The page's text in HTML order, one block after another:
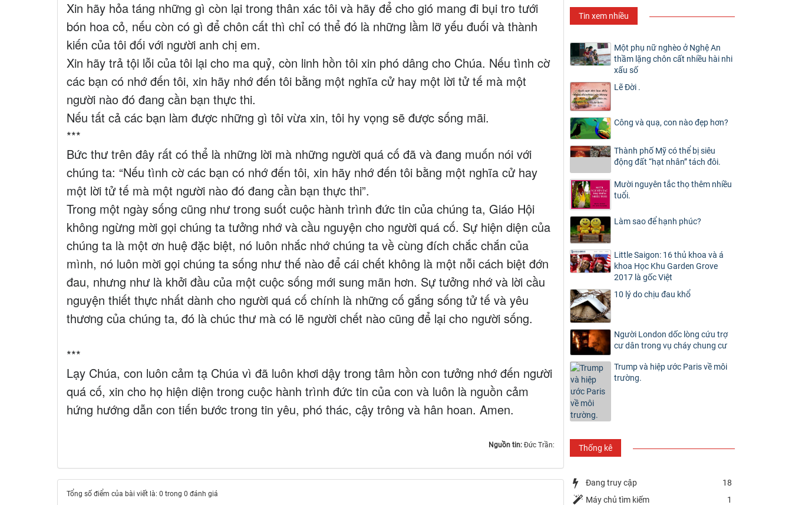
Xin hãy hỏa táng những gì còn lại trong thân xác tôi và hãy để cho gió mang đi bụi tro tưới
bón hoa cỏ, nếu còn có gì để chôn cất thì chỉ có thể đó là những lầm lỡ yếu đuối và thành
kiến của tôi đối với người anh chị em.
Xin hãy trả tội lỗi của tôi lại cho ma quỷ, còn linh hồn tôi xin phó dâng cho Chúa. Nếu tình cờ
các bạn có nhớ đến tôi, xin hãy nhớ đến tôi bằng một nghĩa cử hay một lời tử tế mà một
người nào đó đang cần bạn thực thi.
Nếu tất cả các bạn làm được những gì tôi vừa xin, tôi hy vọng sẽ được sống mãi.
***
Bức thư trên đây rất có thể là những lời mà những người quá cố đã và đang muốn nói với
chúng ta: “Nếu tình cờ các bạn có nhớ đến tôi, xin hãy nhớ đến tôi bằng một nghĩa cử hay
một lời tử tế mà một người nào đó đang cần bạn thực thi”.
Trong một ngày sống cũng như trong suốt cuộc hành trình đức tin của chúng ta, Giáo Hội
không ngừng mời gọi chúng ta tưởng nhớ và cầu nguyện cho người quá cố. Sự hiện diện của
chúng ta là một ơn huệ đặc biệt, nó luôn nhắc nhớ chúng ta về cùng đích chắc chắn của
mình, nó luôn mời gọi chúng ta sống như thế nào để cái chết không là một nỗi cách biệt đớn
đau, nhưng như là khởi đầu của một cuộc sống mới sung mãn hơn. Sự tưởng nhớ và lời cầu
nguyện thiết thực nhất dành cho người quá cố chính là những cố gắng sống tử tế và yêu
thương của chúng ta, đó là chúc thư mà có lẽ người chết nào cũng để lại cho người sống.
***
Lạy Chúa, con luôn cảm tạ Chúa vì đã luôn khơi dậy trong tâm hồn con tưởng nhớ đến người
quá cố, xin cho họ hiện diện trong cuộc hành trình đức tin của con và luôn là nguồn cảm
hứng hướng dẫn con tiến bước trong tin yêu, phó thác, cậy trông và hân hoan. Amen.
Nguồn tin: Đức Trần:
Tổng số điểm của bài viết là: 0 trong 0 đánh giá
Tin xem nhiều
Một phụ nữ nghèo ở Nghệ An
thầm lặng chôn cất nhiều hài nhi
xấu số
Lẽ Đời .
Công và quạ, con nào đẹp hơn?
Thành phố Mỹ có thể bị siêu
động đất “hạt nhân” tách đôi.
Mười nguyên tắc thọ thêm nhiều
tuổi.
Làm sao để hạnh phúc?
Little Saigon: 16 thủ khoa và á
khoa Học Khu Garden Grove
2017 là gốc Việt
10 lý do chịu đau khổ
Người London dốc lòng cứu trợ
cư dân trong vụ cháy chung cư
Trump và hiệp ước Paris về môi
trường.
Thống kê
Đang truy cập
18
Máy chủ tìm kiếm
1